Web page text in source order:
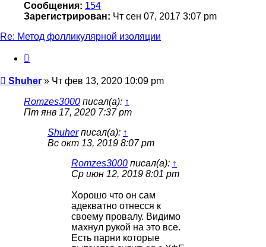
Сообщения: 154
Зарегистрирован: Чт сен 07, 2017 3:07 pm
Re: Метод фолликулярной изоляции
Сообщение
Shuher » Чт фев 13, 2020 10:09 pm
Romzes3000 писал(а): ↑
Пт янв 17, 2020 7:37 pm
Shuherписал(а): ↑
Вс окт 13, 2019 8:07 pm
Romzes3000 писал(а): ↑
Ср июн 12, 2019 8:01 pm
Хорошо что он сам
адекватно отнесся к
своему провалу. Видимо
махнул рукой на это все.
Есть парни которые